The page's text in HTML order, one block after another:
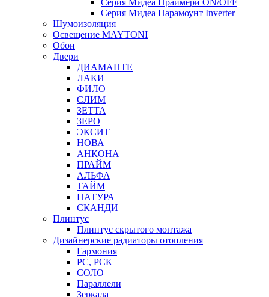
Серия Мидеа Праймери ON/OFF
Серия Мидеа Парамоунт Inverter
Шумоизоляция
Освещение MAYTONI
Обои
Двери
ДИАМАНТЕ
ЛАКИ
ФИЛО
СЛИМ
ЗЕТТА
ЗЕРО
ЭКСИТ
НОВА
АНКОНА
ПРАЙМ
АЛЬФА
ТАЙМ
НАТУРА
СКАНДИ
Плинтус
Плинтус скрытого монтажа
Дизайнерские радиаторы отопления
Гармония
РС, РСК
СОЛО
Параллели
Зеркала